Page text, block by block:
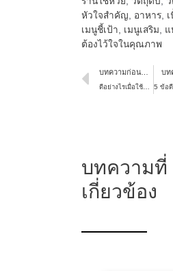
หัวใจสำคัญ, อาหาร,
เมนูชี้เป้า, เมนูเสริม, แ
ต้องไว้ใจในคุณภาพ
บทความก่อนหน้า
ดีอย่างไรเมื่อใช้ผักออร์แกนิค เป็นวัตถุดิบหลักในร้านอาหาร
บท
บทความที่
เกี่ยวข้อง